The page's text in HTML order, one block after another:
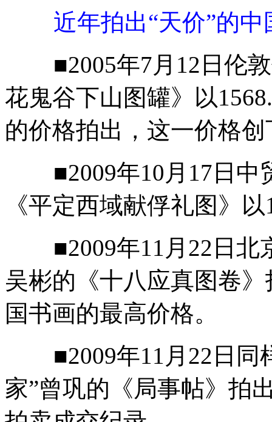
近年拍出“天价”的中
■2005年7月12日伦敦
花鬼谷下山图罐》以
的价格拍出，这一价格
■2009年10月17日中
《平定西域献俘礼图》
■2009年11月22日北
吴彬的《十八应真图卷
国书画的最高价格。
■2009年11月22日同
家”曾巩的《局事帖》拍